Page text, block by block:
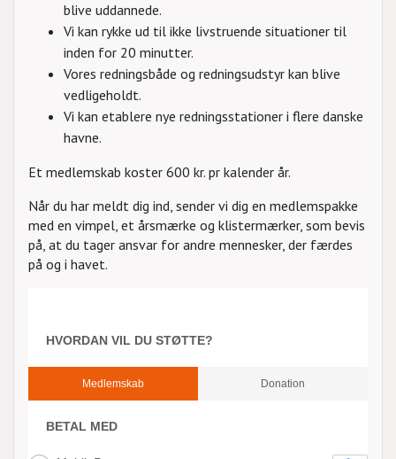
blive uddannede.
Vi kan rykke ud til ikke livstruende situationer til
inden for 20 minutter.
Vores redningsbåde og redningsudstyr kan blive
vedligeholdt.
Vi kan etablere nye redningsstationer i flere danske
havne.
Et medlemskab koster 600 kr. pr kalender år.
Når du har meldt dig ind, sender vi dig en medlemspakke
med en vimpel, et årsmærke og klistermærker, som bevis
på, at du tager ansvar for andre mennesker, der færdes
på og i havet.